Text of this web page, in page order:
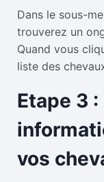
Dans le sous-
trouverez un
Quand vous
liste des
Etape 3
vos